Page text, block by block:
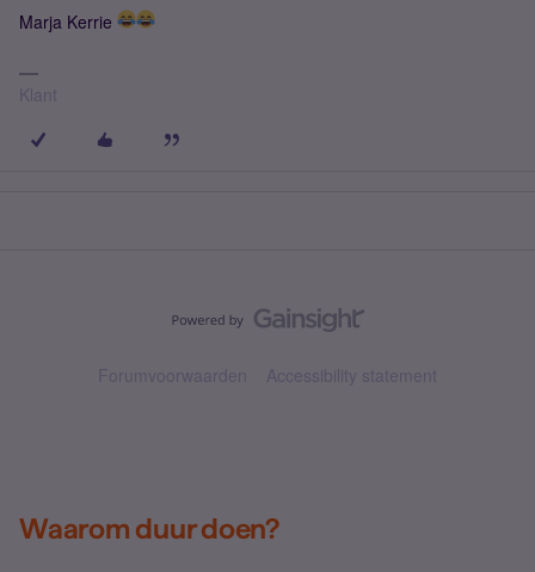
Marja Kerrie
Klant
Forumvoorwaarden Accessibility statement
Waarom duur doen?